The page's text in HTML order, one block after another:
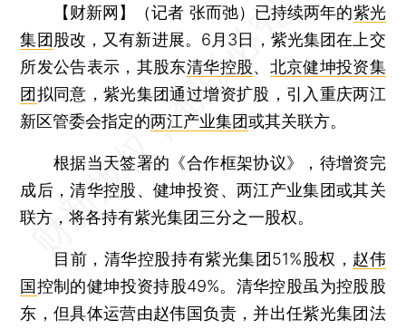
【财新网】（记者 张而弛） 已持续两年的紫光
集团 股改，又有新进展。6月3日，紫光集团在上交
所发公告表示，其股东清华控股、 北京健坤投资集
团拟同意，紫光集团通过增资扩股，引入重庆两江
新区管委会指定的两江产业集团或其关联方。
根据当天签署的《合作框架协议》，待增资完
成后，清华控股、健坤投资、两江产业集团或其关
联方，将各持有紫光集团三分之一股权。
目前，清华控股持有紫光集团51%股权， 赵伟
国控制的健坤投资持股49%。清华控股虽为控股股
东，但具体运营由赵伟国负责，并出任紫光集团法